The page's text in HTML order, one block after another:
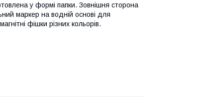
у формі папки. Зовнішня сторона
маркер на водній основі для
фішки різних кольорів.